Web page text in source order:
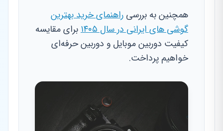
همچنین به بررسی راهنمای خرید بهترین
گوشی های ایرانی در سال ۱۴۰۵
برای مقایسه
کیفیت دوربین موبایل و دوربین حرفه‌ای
خواهیم پرداخت.